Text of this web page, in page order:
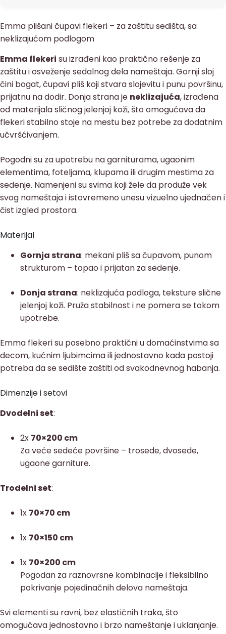
Emma plišani čupavi flekeri – za zaštitu sedišta, sa
neklizajućom podlogom
Emma flekeri su izrađeni kao praktično rešenje za
zaštitu i osveženje sedalnog dela nameštaja. Gornji sloj
čini bogat, čupavi pliš koji stvara slojevitu i punu površinu,
prijatnu na dodir. Donja strana je neklizajuća, izrađena
od materijala sličnog jelenjoj koži, što omogućava da
flekeri stabilno stoje na mestu bez potrebe za dodatnim
učvršćivanjem.
Pogodni su za upotrebu na garniturama, ugaonim
elementima, foteljama, klupama ili drugim mestima za
sedenje. Namenjeni su svima koji žele da produže vek
svog nameštaja i istovremeno unesu vizuelno ujednačen i
čist izgled prostora.
Materijal
Gornja strana: mekani pliš sa čupavom, punom
strukturom – topao i prijatan za sedenje.
Donja strana: neklizajuća podloga, teksture slične
jelenjoj koži. Pruža stabilnost i ne pomera se tokom
upotrebe.
Emma flekeri su posebno praktični u domaćinstvima sa
decom, kućnim ljubimcima ili jednostavno kada postoji
potreba da se sedište zaštiti od svakodnevnog habanja.
Dimenzije i setovi
Dvodelni set:
2x 70×200 cm
Za veće sedeće površine – trosede, dvosede,
ugaone garniture.
Trodelni set:
1x 70×70 cm
1x 70×150 cm
1x 70×200 cm
Pogodan za raznovrsne kombinacije i fleksibilno
pokrivanje pojedinačnih delova nameštaja.
Svi elementi su ravni, bez elastičnih traka, što
omogućava jednostavno i brzo nameštanje i uklanjanje.